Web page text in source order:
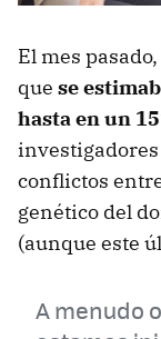
El mes pasado,
que se
hasta en un
conflictos
genético del
(aunque este
A menudo